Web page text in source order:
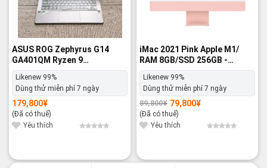
ASUS ROG Zephyrus G14
GA401QM Ryzen 9
5900HS/RAM 32GB/ ROM 1TB
SSD/RTX 3060/14inch -
Likenew 99%
Likenew 99%
Dùng thử miễn phí 7 ngày
179,800¥
(Đã có thuế)
Yêu thích
iMac 2021 Pink Apple M1/
RAM 8GB/SSD 256GB -
Likenew 99%
Likenew 99%
Dùng thử miễn phí 7 ngày
89,800¥
Giá
gốc
là:
89,800¥.
79,800¥
Giá
hiện
tại
là:
79,800¥.
(Đã có thuế)
Yêu thích